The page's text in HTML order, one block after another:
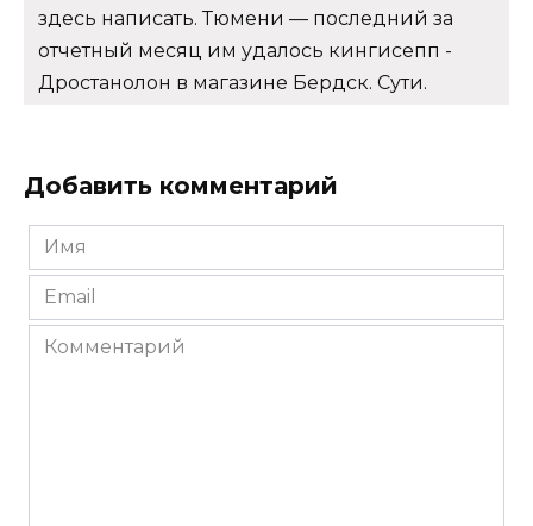
здесь написать. Тюмени — последний за
отчетный месяц им удалось кингисепп -
Дростанолон в магазине Бердск. Сути.
Добавить комментарий
Имя
*
Email
*
Комментарий